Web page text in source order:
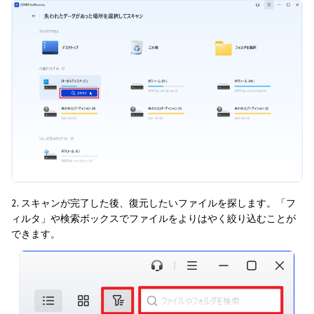
2. スキャンが完了した後、復元したいファイルを探します。「フ
ィルタ」や検索ボックスでファイルをよりはやく絞り込むことが
できます。